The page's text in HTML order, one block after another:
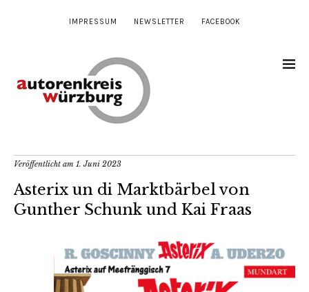
IMPRESSUM NEWSLETTER FACEBOOK
Veröffentlicht am 1. Juni 2023
Asterix un di Marktbärbel von
Gunther Schunk und Kai Fraas